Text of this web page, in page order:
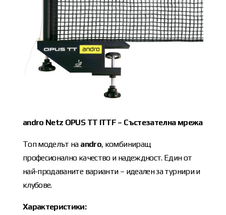
andro Netz OPUS TT ITTF – Състезателна мрежа
Топ моделът на andro, комбиниращ
професионално качество и надеждност. Един от
най-продаваните варианти – идеален за турнири и
клубове.
Характеристики: